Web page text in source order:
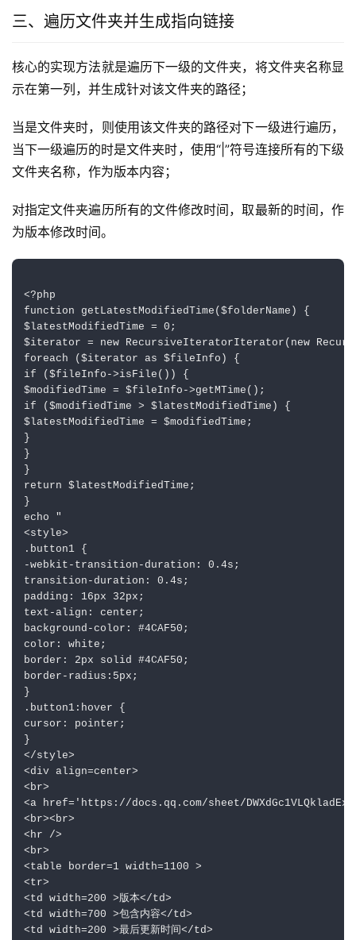
三、遍历文件夹并生成指向链接
核心的实现方法就是遍历下一级的文件夹，将文件夹名称显
示在第一列，并生成针对该文件夹的路径；
当是文件夹时，则使用该文件夹的路径对下一级进行遍历，
当下一级遍历的时是文件夹时，使用“|”符号连接所有的下级
文件夹名称，作为版本内容；
对指定文件夹遍历所有的文件修改时间，取最新的时间，作
为版本修改时间。
<?php
function getLatestModifiedTime($folderName) {
$latestModifiedTime = 0;
$iterator = new RecursiveIteratorIterator(new
foreach ($iterator as $fileInfo) {
if ($fileInfo->isFile()) {
$modifiedTime = $fileInfo->getMTime();
if ($modifiedTime > $latestModifiedTime) {
$latestModifiedTime = $modifiedTime;
}
}
}
return $latestModifiedTime;
}
echo "
<style>
.button1 {
-webkit-transition-duration: 0.4s;
transition-duration: 0.4s;
padding: 16px 32px;
text-align: center;
background-color: #4CAF50;
color: white;
border: 2px solid #4CAF50;
border-radius:5px;
}
.button1:hover {
cursor: pointer;
}
</style>
<div align=center>
<br>
<a href='https://docs.qq.com/sheet/
<br><br>
<hr />
<br>
<table border=1 width=1100 >
<tr>
<td width=200 >版本</td>
<td width=700 >包含内容</td>
<td width=200 >最后更新时间</td>